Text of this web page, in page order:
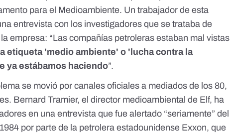
para el Medioambiente. Un trabajador de esta
entrevista con los investigadores que se trataba de
empresa: “Las compañías petroleras estaban mal vistas
etiqueta 'medio ambiente' o 'lucha contra la
ya estábamos haciendo”.
se movió por canales oficiales a mediados de los 80,
Bernard Tramier, el director medioambiental de Elf, ha
en una entrevista que fue alertado “seriamente” del
por parte de la petrolera estadounidense Exxon, que